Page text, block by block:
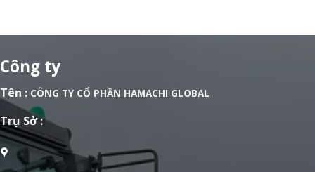
Công ty
Tên : CÔNG TY CỔ PHẦN HAMACHI GLOBAL
Trụ Sở :